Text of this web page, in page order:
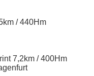
/ 440Hm
7,2km / 400Hm